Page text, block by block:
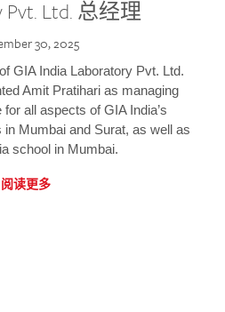
Pvt. Ltd. 总经理
30, 2025
GIA India Laboratory Pvt. Ltd.
Amit Pratihari as managing
all aspects of GIA India’s
Mumbai and Surat, as well as
school in Mumbai.
阅读更多